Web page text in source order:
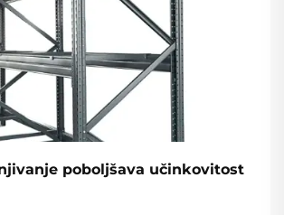
poboljšava učinkovitost